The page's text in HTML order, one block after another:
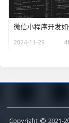
2024-11-29
Copyright 2021-